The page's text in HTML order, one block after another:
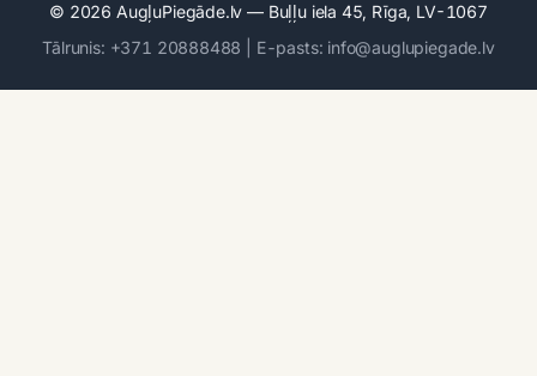
© 2026 AugļuPiegāde.lv — Buļļu iela 45, Rīga, LV-1067
Tālrunis: +371 20888488 | E-pasts: info@auglupiegade.lv